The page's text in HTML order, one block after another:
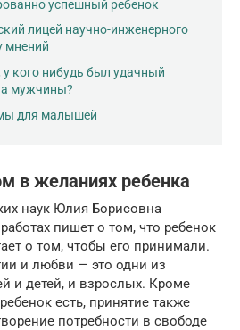
успешный ребенок
лицей научно-инженерного
мнений
кого нибудь был удачный
мужчины?
для малышей
в желаниях ребенка
наук Юлия Борисовна
пишет о том, что ребенок
о том, чтобы его принимали.
и любви — это одни из
и детей, и взрослых. Кроме
есть, принятие также
потребности в свободе